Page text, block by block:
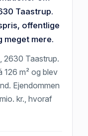
Taastrup.
offentlige
mere.
2630 Taastrup.
126 m² og blev
Ejendommen
kr., hvoraf